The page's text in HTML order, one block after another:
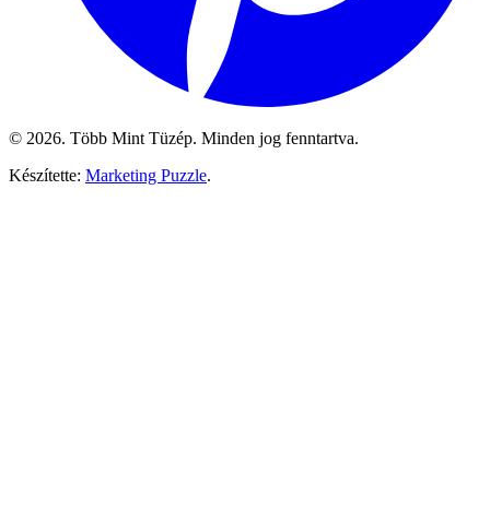
© 2026. Több Mint Tüzép. Minden jog fenntartva.
Készítette: Marketing Puzzle.